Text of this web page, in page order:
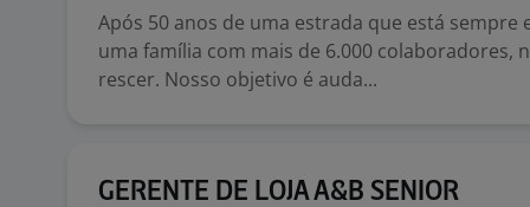
Após 50 anos de uma estrada que está sempre
uma família com mais de 6.000 colaboradores,
rescer. Nosso objetivo é auda...
GERENTE DE LOJA A&B SENIOR